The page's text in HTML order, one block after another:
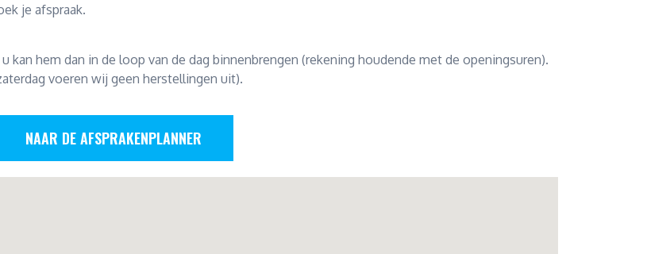
je afspraak.
kan hem dan in de loop van de dag binnenbrengen (rekening houdende met de openingsuren).
voeren wij geen herstellingen uit).
NAAR DE AFSPRAKENPLANNER